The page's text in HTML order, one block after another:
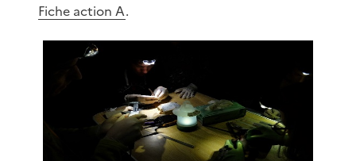
Fiche action A.